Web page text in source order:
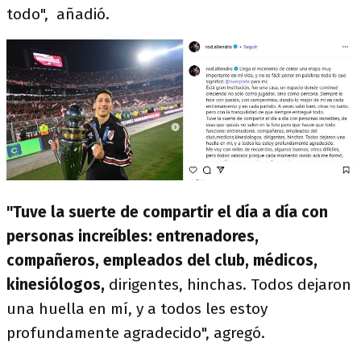
todo", añadió.
"Tuve la suerte de compartir el día a día con
personas increíbles: entrenadores,
compañeros, empleados del club, médicos,
kinesiólogos, dirigentes, hinchas. Todos dejaron
una huella en mí, y a todos les estoy
profundamente agradecido", agregó.